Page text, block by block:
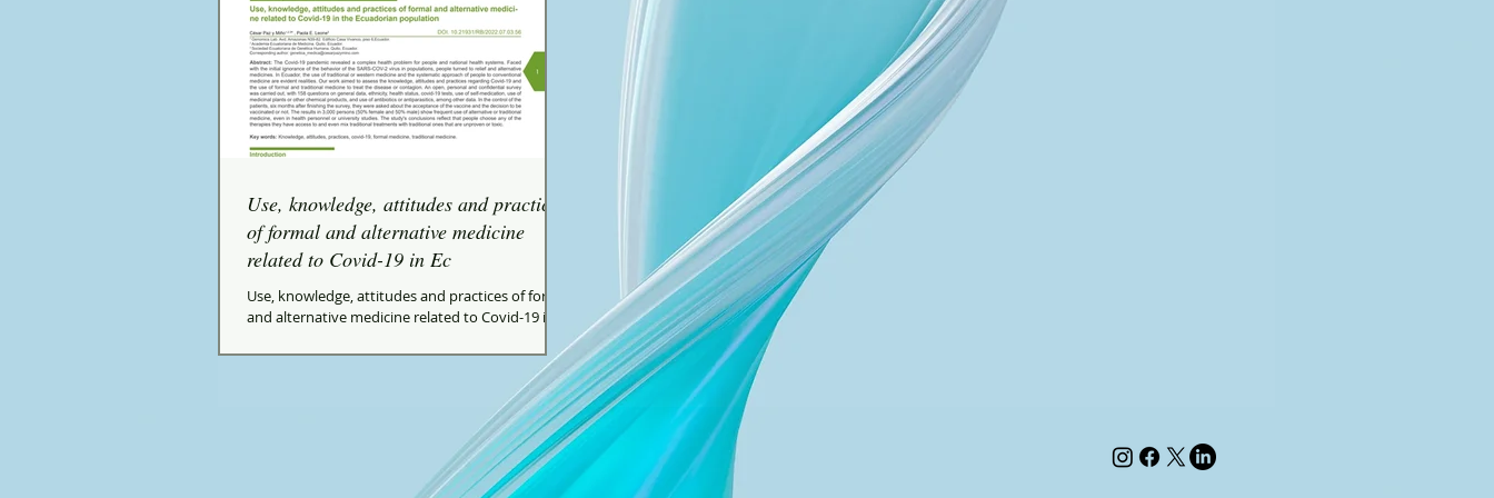
Use, knowledge, attitudes and practices
of formal and alternative medicine
related to Covid-19 in Ec
Use, knowledge, attitudes and practices of formal
and alternative medicine related to Covid-19 in